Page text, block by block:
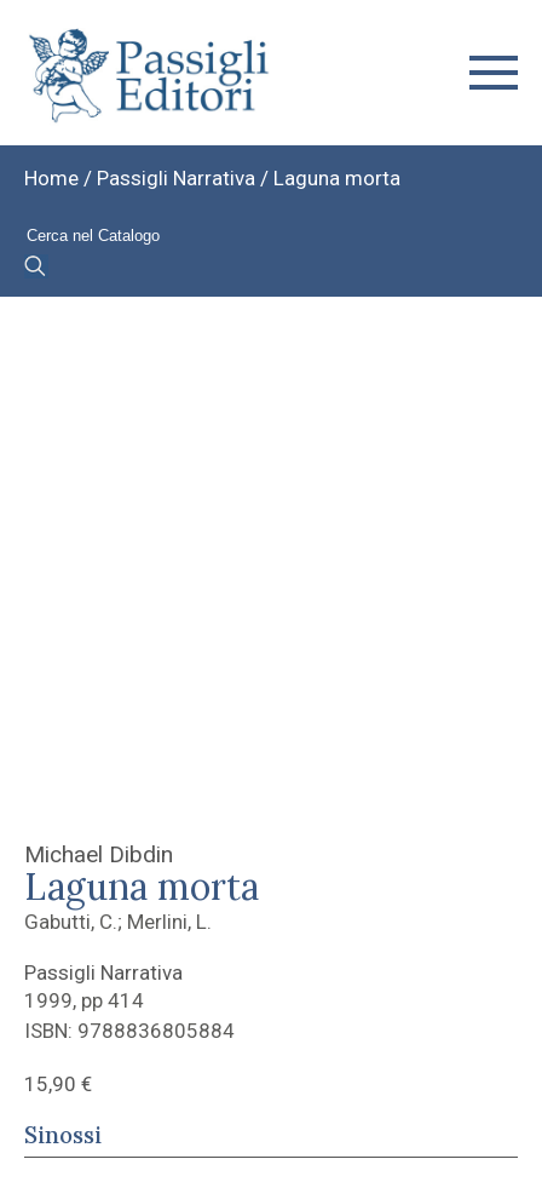
Home / Passigli Narrativa / Laguna morta
Michael Dibdin
Laguna morta
Gabutti, C.; Merlini, L.
Passigli Narrativa
1999, pp 414
ISBN: 9788836805884
15,90 €
Sinossi